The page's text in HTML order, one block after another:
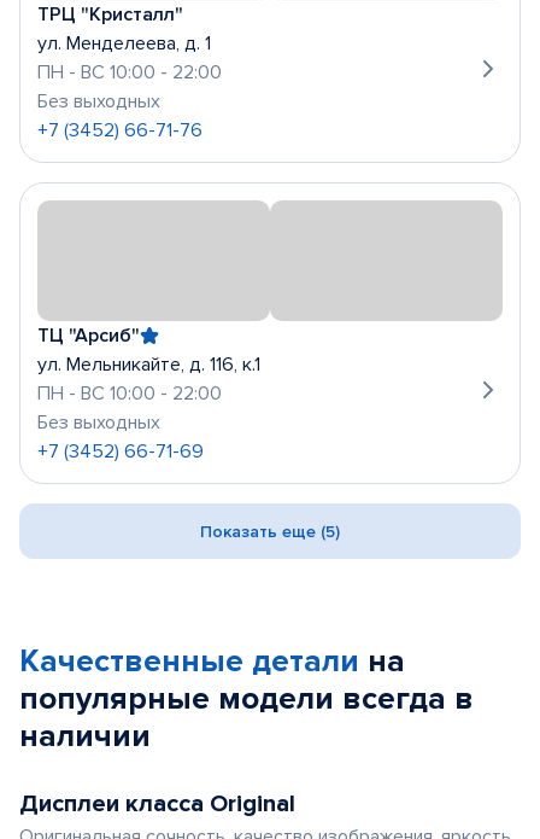
ТРЦ "Кристалл"
ул. Менделеева, д. 1
ПН - ВС 10:00 - 22:00
Без выходных
+7 (3452) 66-71-76
ТЦ "Арсиб"
ул. Мельникайте, д. 116, к.1
ПН - ВС 10:00 - 22:00
Без выходных
+7 (3452) 66-71-69
Показать еще (5)
Качественные детали на
популярные модели всегда в
наличии
Дисплеи класса Original